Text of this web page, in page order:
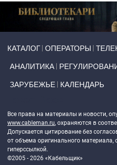
КАТАЛОГ ОПЕРАТОРЫ
АНАЛИТИКА
ЗАРУБЕЖЬЕ КАЛЕНДАРЬ
Все права на материалы и новости,
www.cableman.ru, охраняются в
Допускается цитирование без
от объема оригинального материала,
гиперссылкой.
©2005 - 2026 «Кабельщик»